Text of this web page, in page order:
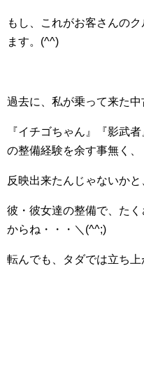
もし、これがお客さんの
ます。(^^)
過去に、私が乗って来た中
『イチゴちゃん』『影武
の整備経験を余す事無く、
反映出来たんじゃないかと
彼・彼女達の整備で、た
からね・・・＼(^^;)ゞ
転んでも、タダでは立ち上